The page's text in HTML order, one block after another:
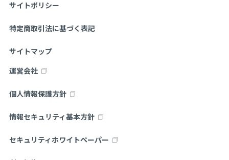
サイトポリシー
特定商取引法に基づく表記
サイトマップ
運営会社
個人情報保護方針
情報セキュリティ基本方針
セキュリティホワイトペーパー